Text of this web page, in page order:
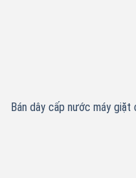
Bán dây cấp nước máy